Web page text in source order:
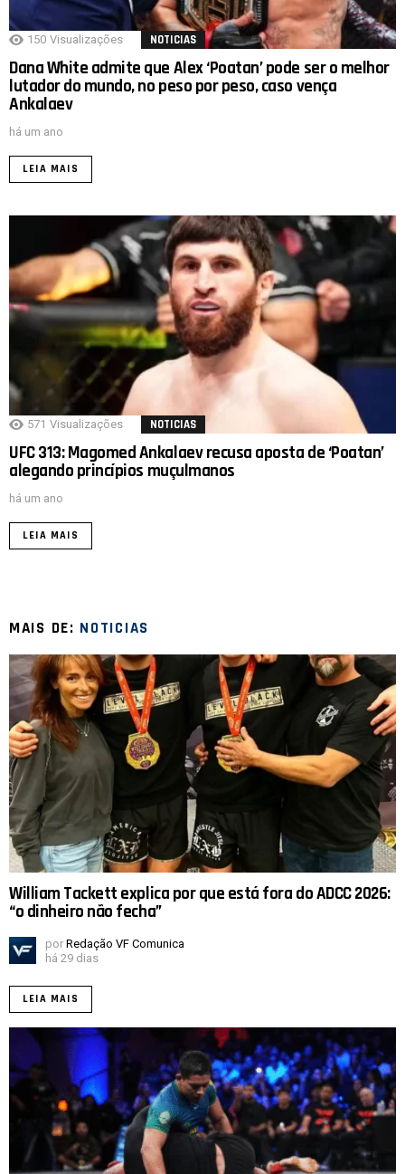
150 Visualizações NOTICIAS
Dana White admite que Alex ‘Poatan’ pode ser o melhor
lutador do mundo, no peso por peso, caso vença
Ankalaev
há um ano
LEIA MAIS
571 Visualizações NOTICIAS
UFC 313: Magomed Ankalaev recusa aposta de ‘Poatan’
alegando princípios muçulmanos
há um ano
LEIA MAIS
MAIS DE: NOTICIAS
William Tackett explica por que está fora do ADCC 2026:
“o dinheiro não fecha”
por Redação VF Comunica
há 29 dias
LEIA MAIS